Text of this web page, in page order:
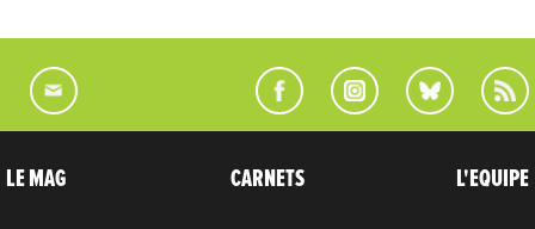
LE MAG CARNETS L'EQUIPE